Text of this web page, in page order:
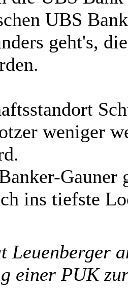
UBS
geht's,
weniger
ins tiefste
Leuenberger
einer PUK